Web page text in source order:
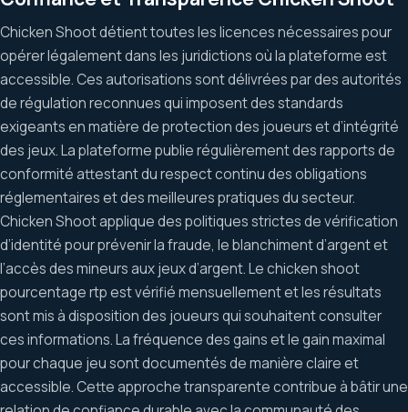
Chicken Shoot détient toutes les licences nécessaires pour
opérer légalement dans les juridictions où la plateforme est
accessible. Ces autorisations sont délivrées par des autorités
de régulation reconnues qui imposent des standards
exigeants en matière de protection des joueurs et d’intégrité
des jeux. La plateforme publie régulièrement des rapports de
conformité attestant du respect continu des obligations
réglementaires et des meilleures pratiques du secteur.
Chicken Shoot applique des politiques strictes de vérification
d’identité pour prévenir la fraude, le blanchiment d’argent et
l’accès des mineurs aux jeux d’argent. Le chicken shoot
pourcentage rtp est vérifié mensuellement et les résultats
sont mis à disposition des joueurs qui souhaitent consulter
ces informations. La fréquence des gains et le gain maximal
pour chaque jeu sont documentés de manière claire et
accessible. Cette approche transparente contribue à bâtir une